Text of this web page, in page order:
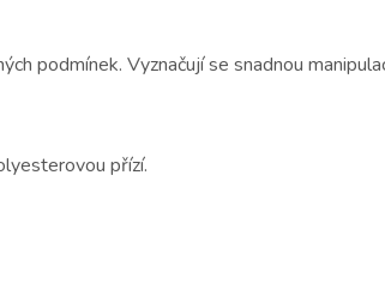
podmínek. Vyznačují se snadnou
přízí.